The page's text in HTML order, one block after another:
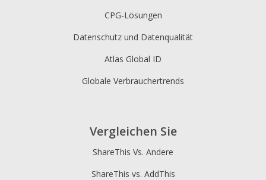
CPG-Lösungen
Datenschutz und Datenqualität
Atlas Global ID
Globale Verbrauchertrends
Vergleichen Sie
ShareThis Vs. Andere
ShareThis vs. AddThis